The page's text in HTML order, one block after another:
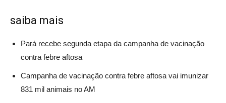
saiba mais
Pará recebe segunda etapa da campanha de vacinação
contra febre aftosa
Campanha de vacinação contra febre aftosa vai imunizar
831 mil animais no AM